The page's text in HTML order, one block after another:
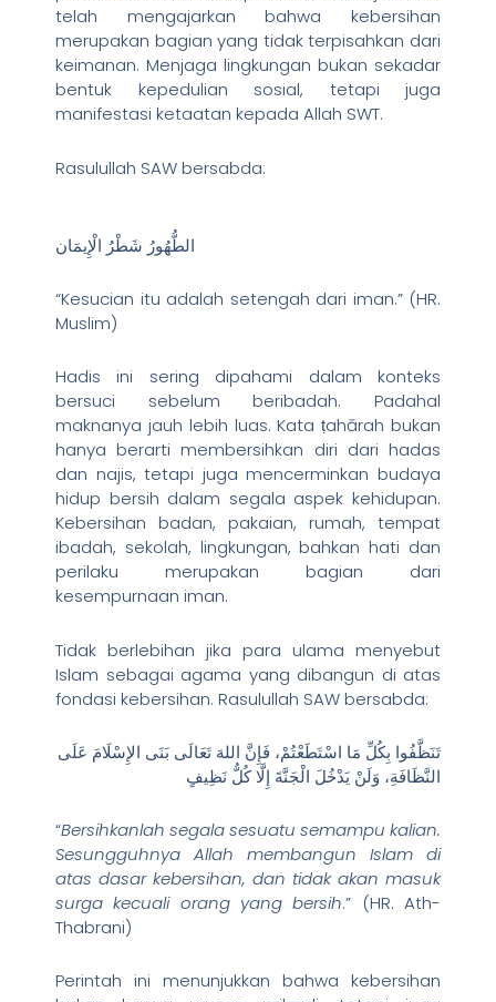
telah mengajarkan bahwa kebersihan
merupakan bagian yang tidak terpisahkan dari
keimanan. Menjaga lingkungan bukan sekadar
bentuk kepedulian sosial, tetapi juga
manifestasi ketaatan kepada Allah SWT.
Rasulullah SAW bersabda:
الطُّهُورُ شَطْرُ الْإِيمَان
“Kesucian itu adalah setengah dari iman.” (HR.
Muslim)
Hadis ini sering dipahami dalam konteks
bersuci sebelum beribadah. Padahal
maknanya jauh lebih luas. Kata ṭahārah bukan
hanya berarti membersihkan diri dari hadas
dan najis, tetapi juga mencerminkan budaya
hidup bersih dalam segala aspek kehidupan.
Kebersihan badan, pakaian, rumah, tempat
ibadah, sekolah, lingkungan, bahkan hati dan
perilaku merupakan bagian dari
kesempurnaan iman.
Tidak berlebihan jika para ulama menyebut
Islam sebagai agama yang dibangun di atas
fondasi kebersihan. Rasulullah SAW bersabda:
تَنَظَّفُوا بِكُلِّ مَا اسْتَطَعْتُمْ، فَإِنَّ اللهَ تَعَالَى بَنَى الإِسْلَامَ عَلَى
النَّظَافَةِ، وَلَنْ يَدْخُلَ الْجَنَّةَ إِلَّا كُلُّ نَظِيفٍ
“Bersihkanlah segala sesuatu semampu kalian.
Sesungguhnya Allah membangun Islam di
atas dasar kebersihan, dan tidak akan masuk
surga kecuali orang yang bersih.” (HR. Ath-
Thabrani)
Perintah ini menunjukkan bahwa kebersihan